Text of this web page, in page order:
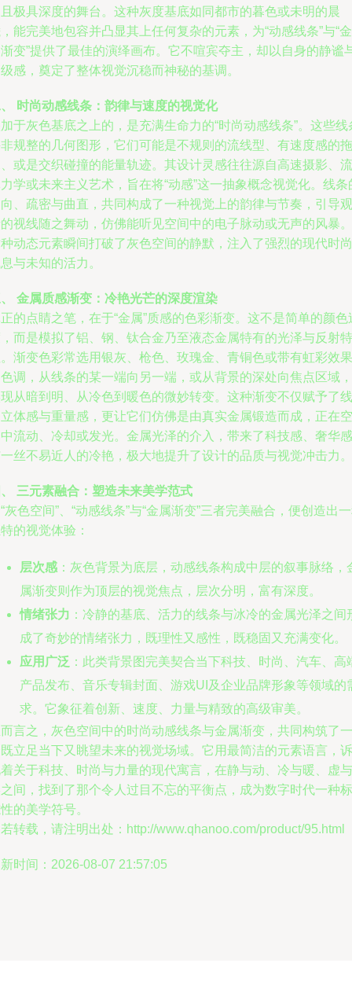
极具深度的舞台。这种灰度基底如同都市的暮色或未明的晨
能完美地包容并凸显其上任何复杂的元素，为“动感线条”与“金
变”提供了最佳的演绎画布。它不喧宾夺主，却以自身的静谧
感，奠定了整体视觉沉稳而神秘的基调。
时尚动感线条：韵律与速度的视觉化
于灰色基底之上的，是充满生命力的“时尚动感线条”。这些线
规整的几何图形，它们可能是不规则的流线型、有速度感的拖
或是交织碰撞的能量轨迹。其设计灵感往往源自高速摄影、流
学或未来主义艺术，旨在将“动感”这一抽象概念视觉化。线条
、疏密与曲直，共同构成了一种视觉上的韵律与节奏，引导观
视线随之舞动，仿佛能听见空间中的电子脉动或无声的风暴。
动态元素瞬间打破了灰色空间的静默，注入了强烈的现代时尚
与未知的活力。
金属质感渐变：冷艳光芒的深度渲染
的点睛之笔，在于“金属”质感的色彩渐变。这不是简单的颜色
而是模拟了铝、钢、钛合金乃至液态金属特有的光泽与反射特
渐变色彩常选用银灰、枪色、玫瑰金、青铜色或带有虹彩效果
调，从线条的某一端向另一端，或从背景的深处向焦点区域，
从暗到明、从冷色到暖色的微妙转变。这种渐变不仅赋予了线
体感与重量感，更让它们仿佛是由真实金属锻造而成，正在空
流动、冷却或发光。金属光泽的介入，带来了科技感、奢华感
丝不易近人的冷艳，极大地提升了设计的品质与视觉冲击力。
三元素融合：塑造未来美学范式
灰色空间”、“动感线条”与“金属渐变”三者完美融合，便创造出
的视觉体验：
层次感 ：灰色背景为底层，动感线条构成中层的叙事脉络，
属渐变则作为顶层的视觉焦点，层次分明，富有深度。
情绪张力 ：冷静的基底、活力的线条与冰冷的金属光泽之间
成了奇妙的情绪张力，既理性又感性，既稳固又充满变化。
应用广泛 ：此类背景图完美契合当下科技、时尚、汽车、高
产品发布、音乐专辑封面、游戏UI及企业品牌形象等领域的
求。它象征着创新、速度、力量与精致的高级审美。
言之，灰色空间中的时尚动感线条与金属渐变，共同构筑了一
立足当下又眺望未来的视觉场域。它用最简洁的元素语言，诉
关于科技、时尚与力量的现代寓言，在静与动、冷与暖、虚与
间，找到了那个令人过目不忘的平衡点，成为数字时代一种标
的美学符号。
转载，请注明出处：http://www.qhanoo.com/product/95.html
时间：2026-08-07 21:57:05